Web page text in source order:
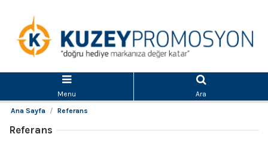
Menu
Ara
Ana Sayfa
Referans
Referans